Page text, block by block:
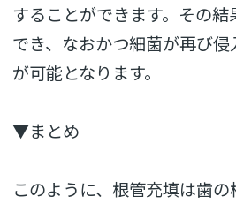
することができます。その
でき、なおかつ細菌が再び
が可能となります。
▼まとめ
このように、根管充填は歯